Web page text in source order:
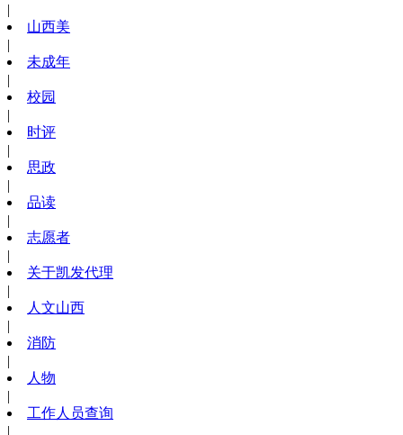
|
山西美
|
未成年
|
校园
|
时评
|
思政
|
品读
|
志愿者
|
关于凯发代理
|
人文山西
|
消防
|
人物
|
工作人员查询
|